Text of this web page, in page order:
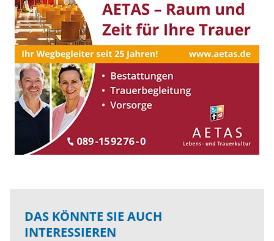
DAS KÖNNTE SIE AUCH
INTERESSIEREN